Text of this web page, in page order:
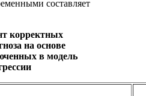
составляет
корректных
на основе
в модель